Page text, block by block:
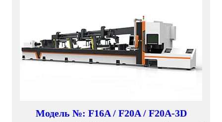
Модель №: F16A / F20A / F20A-3D